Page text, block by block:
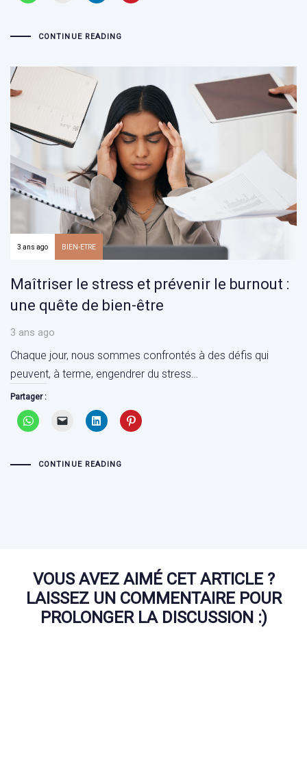
CONTINUE READING
3 ans ago BIEN-ETRE
Maîtriser le stress et prévenir le burnout :
une quête de bien-être
3 ans ago
Chaque jour, nous sommes confrontés à des défis qui
peuvent, à terme, engendrer du stress…
Partager :
CONTINUE READING
VOUS AVEZ AIMÉ CET ARTICLE ?
LAISSEZ UN COMMENTAIRE POUR
PROLONGER LA DISCUSSION :)